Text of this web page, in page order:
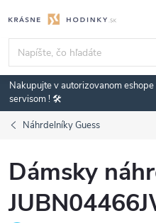
na
obsah
Nakupujte v autorizovanom
servisom ! 🛠️
Náhrdelníky Guess
Dámsky